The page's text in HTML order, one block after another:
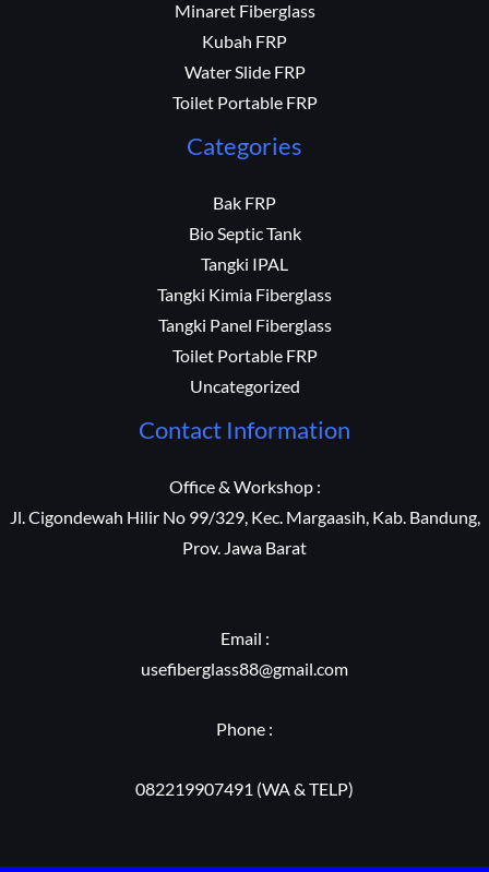
Minaret Fiberglass
Kubah FRP
Water Slide FRP
Toilet Portable FRP
Categories
Bak FRP
Bio Septic Tank
Tangki IPAL
Tangki Kimia Fiberglass
Tangki Panel Fiberglass
Toilet Portable FRP
Uncategorized
Contact Information
Office & Workshop :
Jl. Cigondewah Hilir No 99/329, Kec. Margaasih, Kab. Bandung,
Prov. Jawa Barat
Email :
usefiberglass88@gmail.com
Phone :
082219907491 (WA & TELP)